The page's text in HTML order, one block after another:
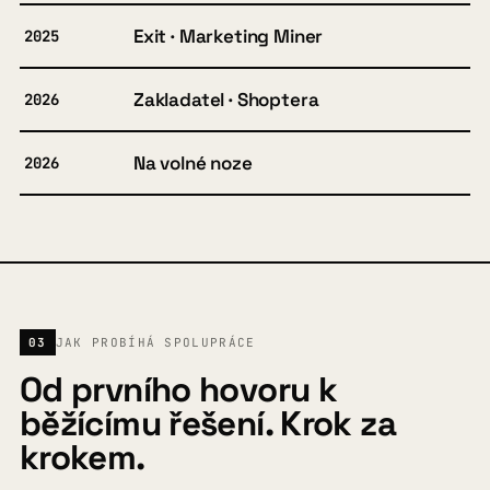
2025 Exit · Marketing Miner
2026 Zakladatel · Shoptera
2026 Na volné noze
03 JAK PROBÍHÁ SPOLUPRÁCE
Od prvního hovoru k
běžícímu řešení. Krok za
krokem.